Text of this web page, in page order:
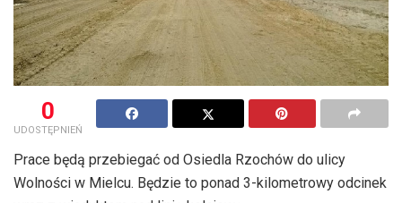
0
UDOSTĘPNIEŃ
Prace będą przebiegać od Osiedla Rzochów do ulicy
Wolności w Mielcu. Będzie to ponad 3-kilometrowy odcinek